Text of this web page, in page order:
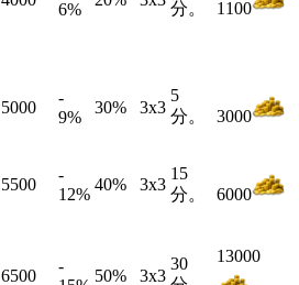
6%
分。
1100
5000
-
9%
30% 3x3
5
分。
3000
5500
-
12%
40% 3x3
15
分。
6000
6500
-
50% 3x3
30
13000